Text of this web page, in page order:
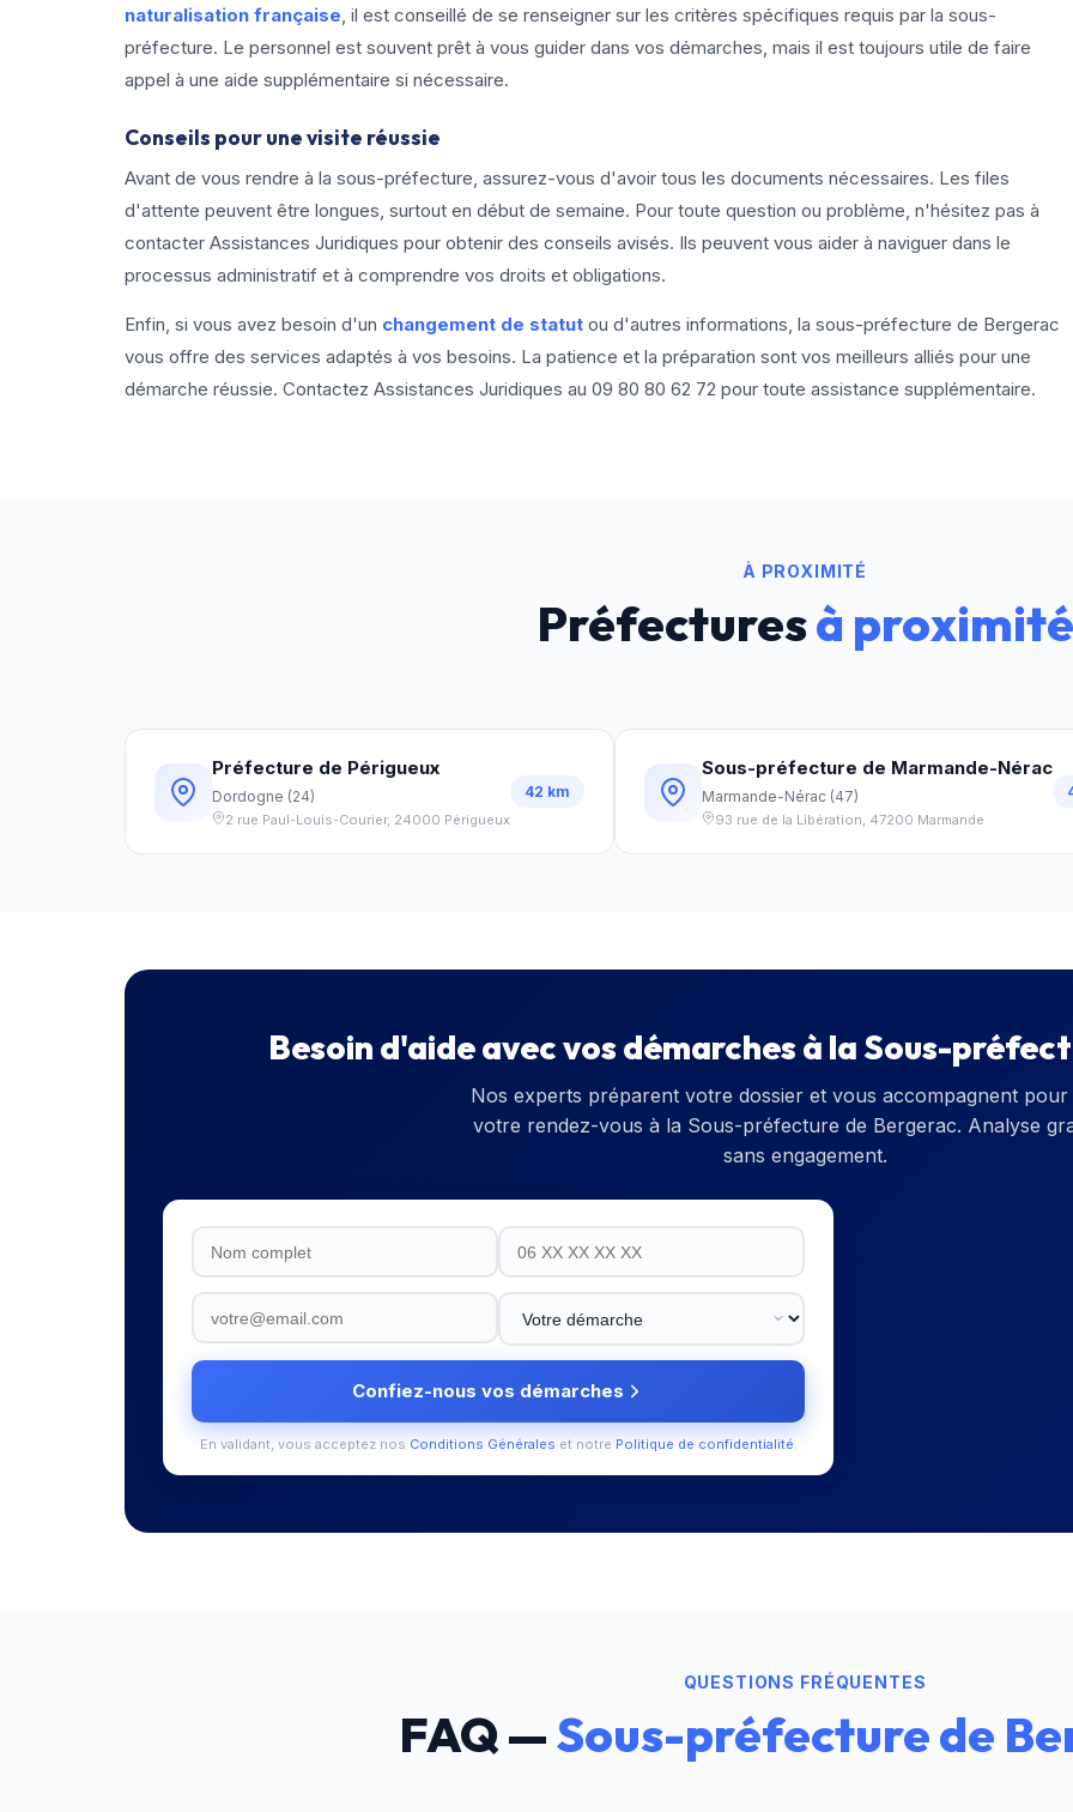
naturalisation française, il est conseillé de se renseigner sur les critères spécifiques requis par la sous-
préfecture. Le personnel est souvent prêt à vous guider dans vos démarches, mais il est toujours utile de faire
appel à une aide supplémentaire si nécessaire.
Conseils pour une visite réussie
Avant de vous rendre à la sous-préfecture, assurez-vous d'avoir tous les documents nécessaires. Les files
d'attente peuvent être longues, surtout en début de semaine. Pour toute question ou problème, n'hésitez pas à
contacter Assistances Juridiques pour obtenir des conseils avisés. Ils peuvent vous aider à naviguer dans le
processus administratif et à comprendre vos droits et obligations.
Enfin, si vous avez besoin d'un changement de statut ou d'autres informations, la sous-préfecture de Bergerac
vous offre des services adaptés à vos besoins. La patience et la préparation sont vos meilleurs alliés pour une
démarche réussie. Contactez Assistances Juridiques au 09 80 80 62 72 pour toute assistance supplémentaire.
À PROXIMITÉ
Préfecturesà proximité
Préfecture de Périgueux
Dordogne (24)
2 rue Paul-Louis-Courier, 24000 Périgueux
42 km
Sous-préfecture de Marmande-Nérac
Marmande-Nérac (47)
93 rue de la Libération, 47200 Marmande
Besoin d'aide avec vos démarches à laSous-
Nos experts préparent votre dossier et vous accompagnent
votre rendez-vous à la Sous-préfecture de Bergerac. Analyse
sans engagement.
Confiez-nous vos démarches
En validant, vous acceptez nos Conditions Générales et notre Politique de confidentialité.
QUESTIONS FRÉQUENTES
FAQ —Sous-préfecture de